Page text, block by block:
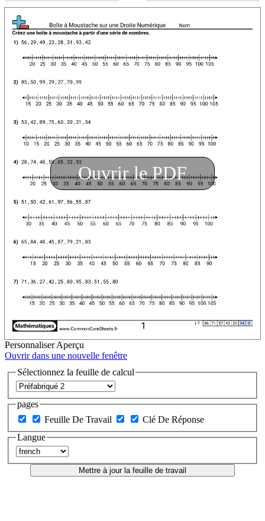
Ouvrir le PDF
Personnaliser Aperçu
Ouvrir dans une nouvelle fenêtre
Sélectionnez la feuille de calcul
pages
Feuille De Travail
Clé De Réponse
Langue
Mettre à jour la feuille de travail